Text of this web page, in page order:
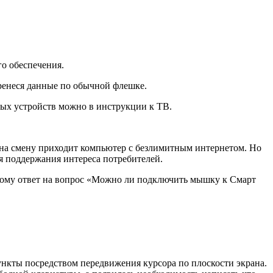
обеспечения.
данные по обычной флешке.
устройств можно в инструкции к ТВ.
смену приходит компьютер с безлимитным интернетом. Но
интереса потребителей.
ответ на вопрос «Можно ли подключить мышку к Смарт
посредством передвижения курсора по плоскости экрана.